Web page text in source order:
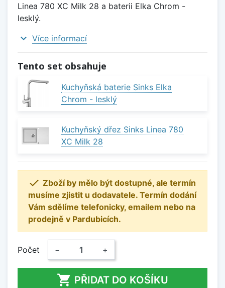
Linea 780 XC Milk 28 a baterii Elka Chrom -
lesklý.
expand_more Více informací
Tento set obsahuje
Kuchyňská baterie Sinks Elka
Chrom - lesklý
Kuchyňský dřez Sinks Linea 780
XC Milk 28
 Zboží by mělo být dostupné, ale termín
musíme zjistit u dodavatele. Termín dodání
Vám sdělíme telefonicky, emailem nebo na
prodejně v Pardubicích.
Počet − +
 PŘIDAT DO KOŠÍKU